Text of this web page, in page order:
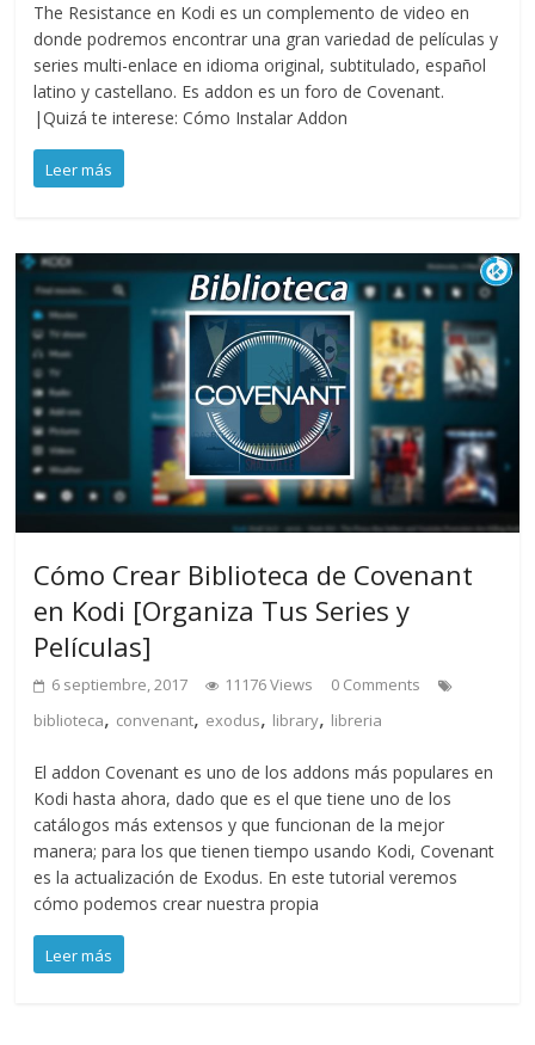
The Resistance en Kodi es un complemento de video en
donde podremos encontrar una gran variedad de películas y
series multi-enlace en idioma original, subtitulado, español
latino y castellano. Es addon es un foro de Covenant.
|Quizá te interese: Cómo Instalar Addon
Leer más
Cómo Crear Biblioteca de Covenant
en Kodi [Organiza Tus Series y
Películas]
6 septiembre, 2017 11176 Views
0 Comments
biblioteca, convenant, exodus, library, libreria
El addon Covenant es uno de los addons más populares en
Kodi hasta ahora, dado que es el que tiene uno de los
catálogos más extensos y que funcionan de la mejor
manera; para los que tienen tiempo usando Kodi, Covenant
es la actualización de Exodus. En este tutorial veremos
cómo podemos crear nuestra propia
Leer más